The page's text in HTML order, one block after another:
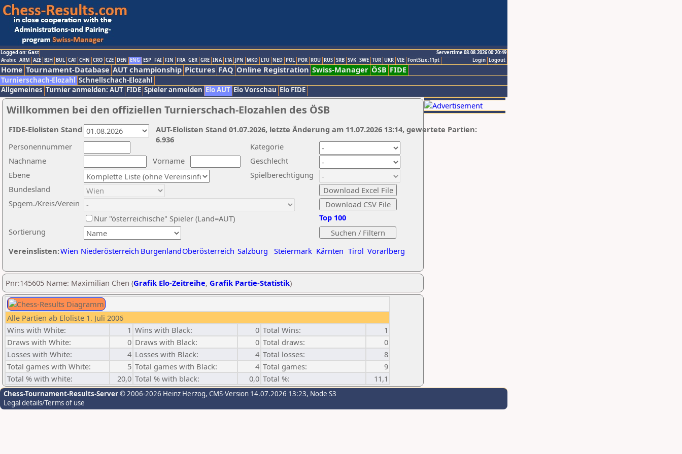
Logged on: Gast
Servertime 08.08.2026 00:20:49
Logout
Login
Arabic ARM AZE BIH BUL CAT CHN CRO CZE DEN ENG ESP FAI FIN FRA GER GRE INA ITA JPN MKD LTU NED POL POR ROU RUS SRB SVK SWE TUR UKR VIE FontSize:11pt
Home Tournament-Database AUT championship Pictures FAQ Online Registration Swiss-Manager ÖSB FIDE
Turnierschach-Elozahl Schnellschach-Elozahl
Allgemeines Turnier anmelden: AUT FIDE Spieler anmelden Elo AUT Elo Vorschau Elo FIDE
Willkommen bei den offiziellen Turnierschach-Elozahlen des ÖSB
Nachname
Vorname
Ebene
Kategorie
Sortierung
Personennummer
Bundesland
Spgem./Kreis/Verein
Geschlecht
Nur "österreichische" Spieler (Land=AUT)
Spielberechtigung
Vereinslisten:Wien Niederösterreich BurgenlandOberösterreich Salzburg Steiermark Kärnten Tirol Vorarlberg
Top 100
AUT-Elolisten Stand 01.07.2026, letzte Änderung am 11.07.2026 13:14, gewertete Partien:
6.936
FIDE-Elolisten Stand
Pnr:145605 Name: Maximilian Chen (Grafik Elo-Zeitreihe, Grafik Partie-Statistik)
Alle Partien ab Eloliste 1. Juli 2006
Wins with White:
1 Wins with Black: 0 Total Wins:
1
Draws with White:
0 Draws with Black: 0 Total draws:
0
Losses with White:
4 Losses with Black: 4 Total losses:
8
Total games with White:
5 Total games with Black: 4 Total games:
9
Total % with white:
20,0 Total % with black: 0,0 Total %: 11,1
Chess-Tournament-Results-Server© 2006-2026 Heinz Herzog, CMS-Version 14.07.2026 13:23, Node S3
Legal details/Terms of use